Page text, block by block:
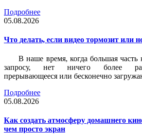
Подробнее
05.08.2026
Что делать, если видео тормозит или
В наше время, когда большая часть
запросу, нет ничего более
прерывающееся или бесконечно
Подробнее
05.08.2026
Как создать атмосферу домашнего
чем просто экран